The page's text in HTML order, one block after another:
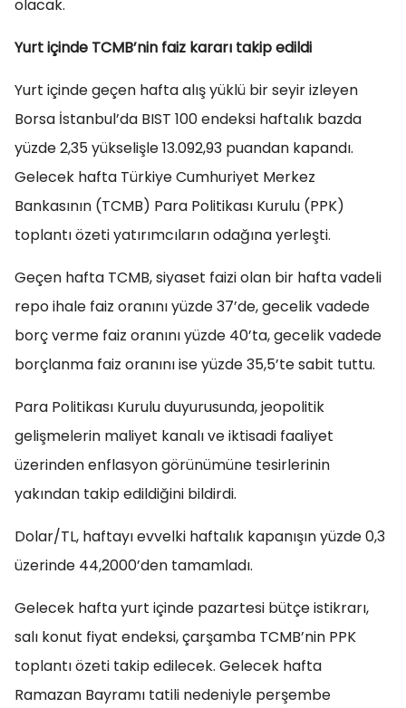
olacak.
Yurt içinde TCMB’nin faiz kararı takip edildi
Yurt içinde geçen hafta alış yüklü bir seyir izleyen
Borsa İstanbul’da BIST 100 endeksi haftalık bazda
yüzde 2,35 yükselişle 13.092,93 puandan kapandı.
Gelecek hafta Türkiye Cumhuriyet Merkez
Bankasının (TCMB) Para Politikası Kurulu (PPK)
toplantı özeti yatırımcıların odağına yerleşti.
Geçen hafta TCMB, siyaset faizi olan bir hafta vadeli
repo ihale faiz oranını yüzde 37’de, gecelik vadede
borç verme faiz oranını yüzde 40’ta, gecelik vadede
borçlanma faiz oranını ise yüzde 35,5’te sabit tuttu.
Para Politikası Kurulu duyurusunda, jeopolitik
gelişmelerin maliyet kanalı ve iktisadi faaliyet
üzerinden enflasyon görünümüne tesirlerinin
yakından takip edildiğini bildirdi.
Dolar/TL, haftayı evvelki haftalık kapanışın yüzde 0,3
üzerinde 44,2000’den tamamladı.
Gelecek hafta yurt içinde pazartesi bütçe istikrarı,
salı konut fiyat endeksi, çarşamba TCMB’nin PPK
toplantı özeti takip edilecek. Gelecek hafta
Ramazan Bayramı tatili nedeniyle perşembe